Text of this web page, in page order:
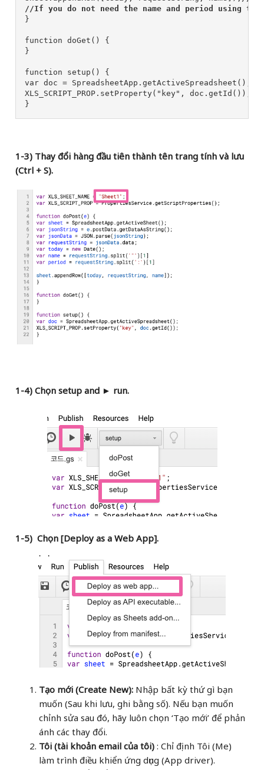
//If you do not need the name and period using
}
function doGet() {
}
function setup() {
var doc = SpreadsheetApp.getActiveSpreadsheet();
XLS_SCRIPT_PROP.setProperty("key", doc.getId());
}
1-3) Thay đổi hàng đầu tiên thành tên trang tính và lưu
(Ctrl + S).
1-4) Chọn setup and ► run.
1-5) Chọn [Deploy as a Web App].
Tạo mới (Create New): Nhập bất kỳ thứ gì bạn
muốn (Sau khi lưu, ghi bằng số). Nếu bạn muốn
chỉnh sửa sau đó, hãy luôn chọn ‘Tạo mới’ để phản
ánh các thay đổi.
Tôi (tài khoản email của tôi): Chỉ định Tôi (Me)
làm trình điều khiển ứng dụng (App driver).